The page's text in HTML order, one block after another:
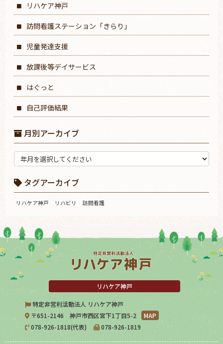
リハケア神戸
訪問看護ステーション「きらり」
児童発達支援
放課後等デイサービス
はぐっと
自己評価結果
月別アーカイブ
タグアーカイブ
リハケア神戸 リハビリ 訪問看護
リハケア神戸
特定非営利活動法人 リハケア神戸
〒651-2146 神戸市西区宮下1丁目5-2
MAP
078-926-1818(代表)
078-926-1819